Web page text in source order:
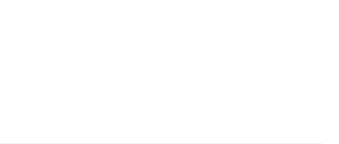
使用した製造テスト、ボードレベルテス